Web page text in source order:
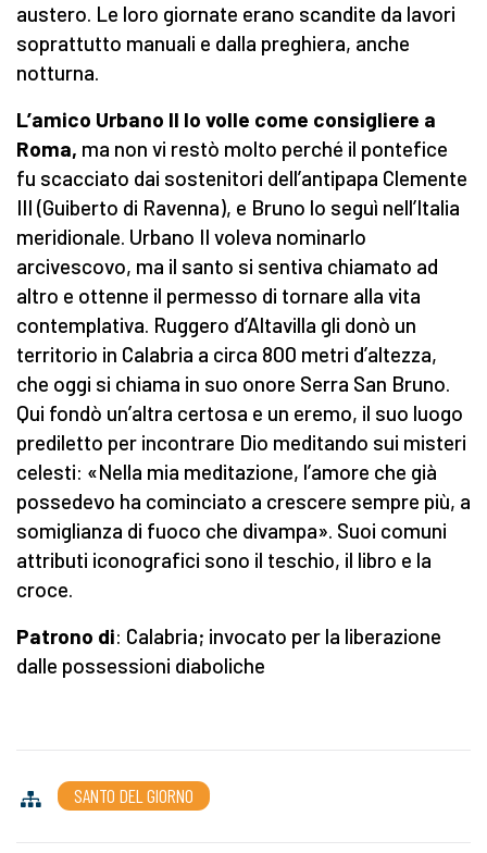
austero. Le loro giornate erano scandite da lavori
soprattutto manuali e dalla preghiera, anche
notturna.
L’amico Urbano II lo volle come consigliere a
Roma, ma non vi restò molto perché il pontefice
fu scacciato dai sostenitori dell’antipapa Clemente
III (Guiberto di Ravenna), e Bruno lo seguì nell’Italia
meridionale. Urbano II voleva nominarlo
arcivescovo, ma il santo si sentiva chiamato ad
altro e ottenne il permesso di tornare alla vita
contemplativa. Ruggero d’Altavilla gli donò un
territorio in Calabria a circa 800 metri d’altezza,
che oggi si chiama in suo onore Serra San Bruno.
Qui fondò un’altra certosa e un eremo, il suo luogo
prediletto per incontrare Dio meditando sui misteri
celesti: «Nella mia meditazione, l’amore che già
possedevo ha cominciato a crescere sempre più, a
somiglianza di fuoco che divampa». Suoi comuni
attributi iconografici sono il teschio, il libro e la
croce.
Patrono di: Calabria; invocato per la liberazione
dalle possessioni diaboliche
SANTO DEL GIORNO